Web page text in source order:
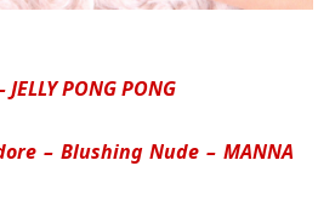
PONG PONG
– Blushing Nude –MANNA